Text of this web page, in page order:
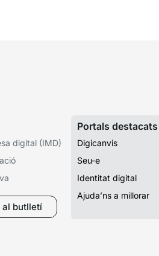
digital (IMD)
butlletí
Portals destacats
Digicanvis
Seu-e
Identitat digital
Ajuda’ns a millorar